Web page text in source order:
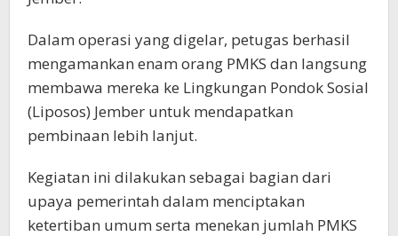
Dalam operasi yang digelar, petugas berhasil
mengamankan enam orang PMKS dan langsung
membawa mereka ke Lingkungan Pondok Sosial
(Liposos) Jember untuk mendapatkan
pembinaan lebih lanjut.
Kegiatan ini dilakukan sebagai bagian dari
upaya pemerintah dalam menciptakan
ketertiban umum serta menekan jumlah PMKS